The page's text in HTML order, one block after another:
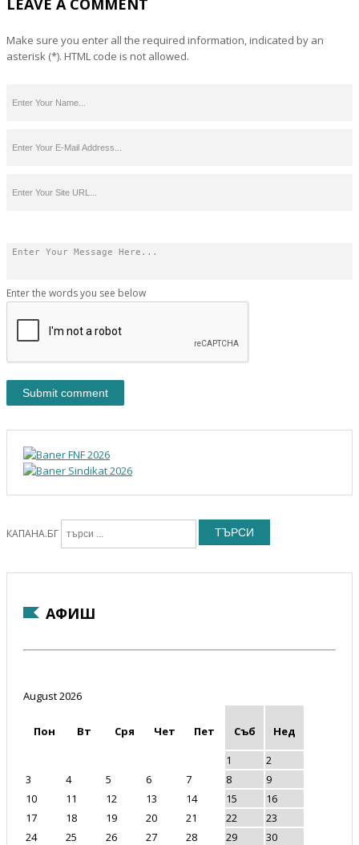
LEAVE A COMMENT
Make sure you enter all the required information, indicated by an
asterisk (*). HTML code is not allowed.
Enter the words you see below
КАПАНА.БГ ТЪРСИ
АФИШ
August 2026
Пон Вт Сря Чет Пет Съб
Нед
1
2
3
4 5 6 7 8
9
10
11 12 13 14 15
16
17
18 19 20 21 22
23
24
25 26 27 28 29 30